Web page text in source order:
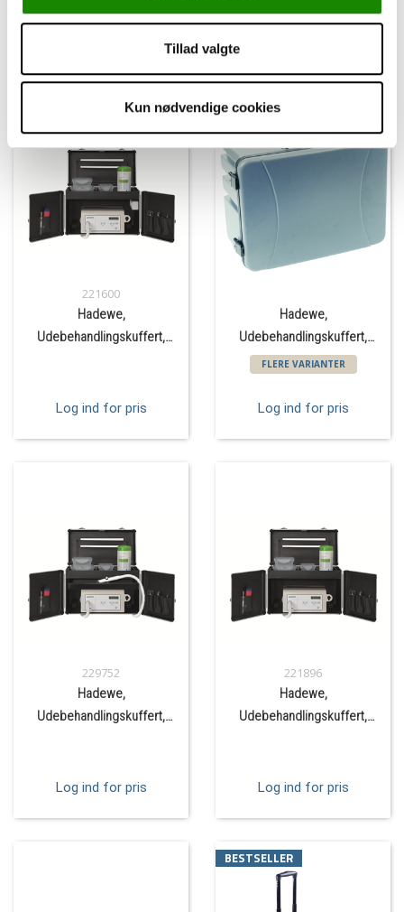
Tillad valgte
Kun nødvendige cookies
Log ind for pris Log ind for pris
221600
Hadewe,
Udebehandlingskuffert,
Log ind for pris
Hadewe,
Udebehandlingskuffert,
Grå, Trolley
FLERE VARIANTER
Log ind for pris
229752
Hadewe,
Udebehandlingskuffert,
Log ind for pris
221896
Hadewe,
Udebehandlingskuffert,
Log ind for pris
BESTSELLER